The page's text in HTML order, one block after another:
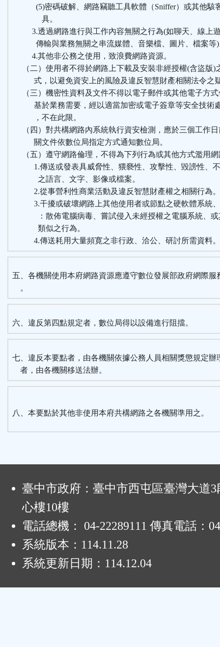
(5)密碼破解、網路竊聽工具軟體（Sniffer）或其他駭
具。
3.透過網路進行與工作內容無關之行為(如聊天、線上
傳輸與業務無關之串流媒體、音樂檔、圖片、檔案等)
4.其他非公務之使用，致浪費網路資源。
（二）使用者不得於網路上下載及安裝非經授權(含盜版)
式，以避免資安上的風險及違反智慧財產相關法令之
（三）機密性資料及文件不得以電子郵件或其他電子方式
基於業務需要，經以適當加密或電子簽章等安全技術
，不在此限。
（四）對共構網路內系統執行資安檢測，應於三個工作日
關文件依數位局指定方式通知數位局。
（五）遵守網路倫理，不得為下列行為或其他方式濫用網
1.傳送或發表具威脅性、猥褻性、攻擊性、毀謗性、
之語言、文字、影像或檔案。
2.從事營利性商業活動及違反智慧財產權之相關行為。
3.干擾或破壞網路上其他使用者或節點之硬軟體系統
：散佈電腦病毒、嘗試侵入未經授權之電腦系統、或
類似之行為。
4.傳送耗用大量頻寛之非行政、洽公、研討所需資料。
五、各機關使用本府網路資源應遵守數位發展部政府網際服
。
六、違反第四點規定者，數位局得以設備進行阻擋。
七、違反本要點者，由各機關依據公務人員相關獎懲規定辦
者，由各機關移送法辦。
八、本要點於其他非使用本府共構網路之各機關準用之。
臺中市政府：臺中市西屯區臺灣大道3
心樓10樓
電話總機： 04-22289111 傳真電話：
系統版本： 114.11.28
系統更新日期： 114.12.04